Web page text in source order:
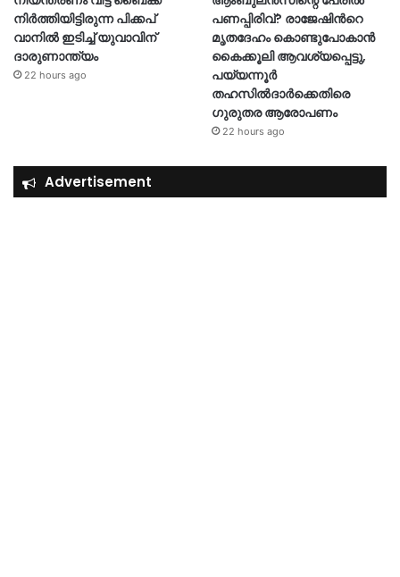
നിർത്തിയിട്ടിരുന്ന പിക്കപ്
വാനിൽ ഇടിച്ച് യുവാവിന്
ദാരുണാന്ത്യം
22 hours ago
പണപ്പിരിവ്? രാജേഷിന്‍റെ
മൃതദേഹം കൊണ്ടുപോകാൻ
കൈക്കൂലി ആവശ്യപ്പെട്ടു,
പയ്യന്നൂർ
തഹസിൽദാർക്കെതിരെ
ഗുരുതര ആരോപണം
22 hours ago
Advertisement